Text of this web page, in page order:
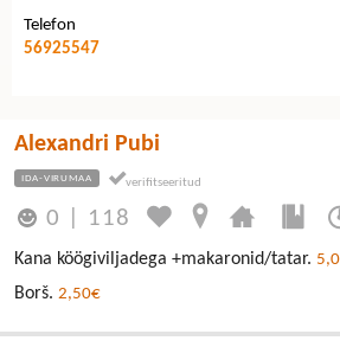
Telefon
56925547
Alexandri Pubi
IDA-VIRUMAA
0 118
Kana köögiviljadega +makaronid/tatar.
Borš. 2,50€